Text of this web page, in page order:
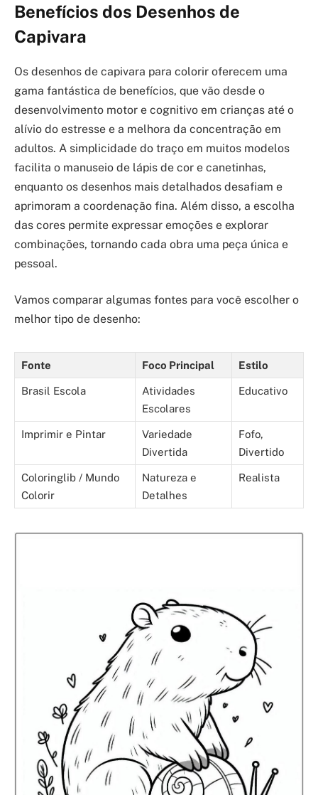
Benefícios dos Desenhos de
Capivara
Os desenhos de capivara para colorir oferecem uma
gama fantástica de benefícios, que vão desde o
desenvolvimento motor e cognitivo em crianças até o
alívio do estresse e a melhora da concentração em
adultos. A simplicidade do traço em muitos modelos
facilita o manuseio de lápis de cor e canetinhas,
enquanto os desenhos mais detalhados desafiam e
aprimoram a coordenação fina. Além disso, a escolha
das cores permite expressar emoções e explorar
combinações, tornando cada obra uma peça única e
pessoal.
Vamos comparar algumas fontes para você escolher o
melhor tipo de desenho:
Fonte Foco Principal Estilo
Brasil Escola
Atividades
Escolares
Educativo
Imprimir e Pintar
Variedade
Divertida
Fofo,
Divertido
Coloringlib / Mundo
Colorir
Natureza e
Detalhes
Realista